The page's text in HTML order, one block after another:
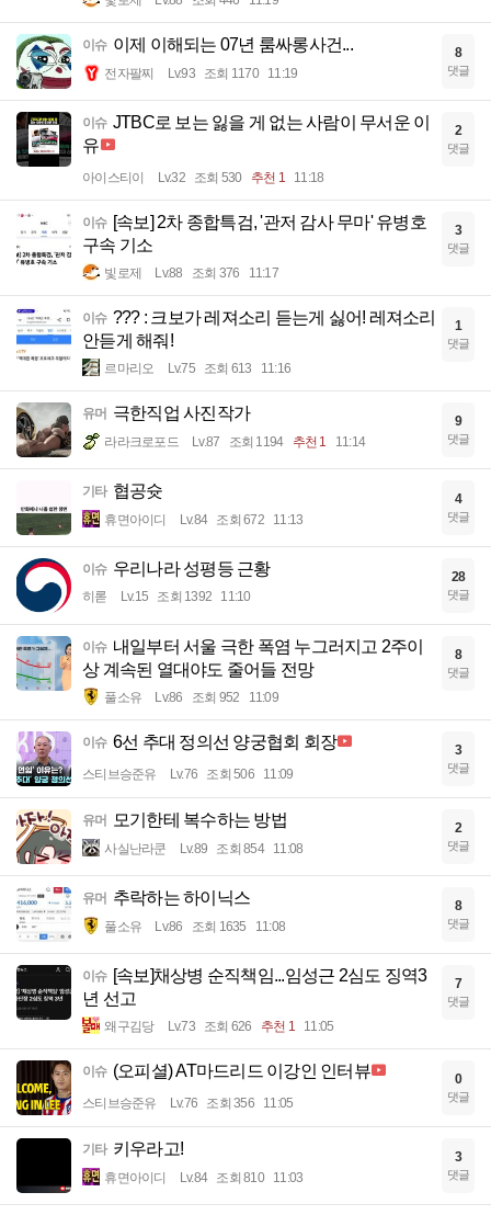
이슈 이제 이해되는 07년 룸싸롱사건...
전자팔찌 Lv.93 조회 1170 11:19
8
댓글
이슈 JTBC로 보는 잃을 게 없는 사람이 무서운 이
유
아이스티이 Lv.32 조회 530 추천 1 11:18
2
댓글
이슈 [속보] 2차 종합특검, '관저 감사 무마' 유병호
구속 기소
빛로제 Lv.88 조회 376 11:17
3
댓글
이슈 ??? : 크보가 레져소리 듣는게 싫어! 레져소리
안듣게 해줘!
르마리오 Lv.75 조회 613 11:16
1
댓글
유머 극한직업 사진작가
라라크로포드 Lv.87 조회 1194 추천 1 11:14
9
댓글
기타 협공슛
휴면아이디 Lv.84 조회 672 11:13
4
댓글
이슈 우리나라 성평등 근황
히롣 Lv.15 조회 1392 11:10
28
댓글
이슈 내일부터 서울 극한 폭염 누그러지고 2주이
상 계속된 열대야도 줄어들 전망
풀소유 Lv.86 조회 952 11:09
8
댓글
이슈 6선 추대 정의선 양궁협회 회장
스티브승준유 Lv.76 조회 506 11:09
3
댓글
유머 모기한테 복수하는 방법
사실난라쿤 Lv.89 조회 854 11:08
2
댓글
유머 추락하는 하이닉스
풀소유 Lv.86 조회 1635 11:08
8
댓글
이슈 [속보]채상병 순직책임...임성근 2심도 징역3
년 선고
왜구김당 Lv.73 조회 626 추천 1 11:05
7
댓글
이슈 (오피셜) AT마드리드 이강인 인터뷰
스티브승준유 Lv.76 조회 356 11:05
0
댓글
기타 키우라고!
휴면아이디 Lv.84 조회 810 11:03
3
댓글